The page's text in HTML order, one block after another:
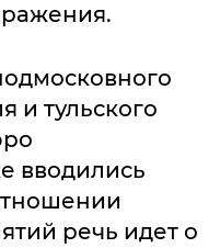
и тульского
вводились
речь идет о